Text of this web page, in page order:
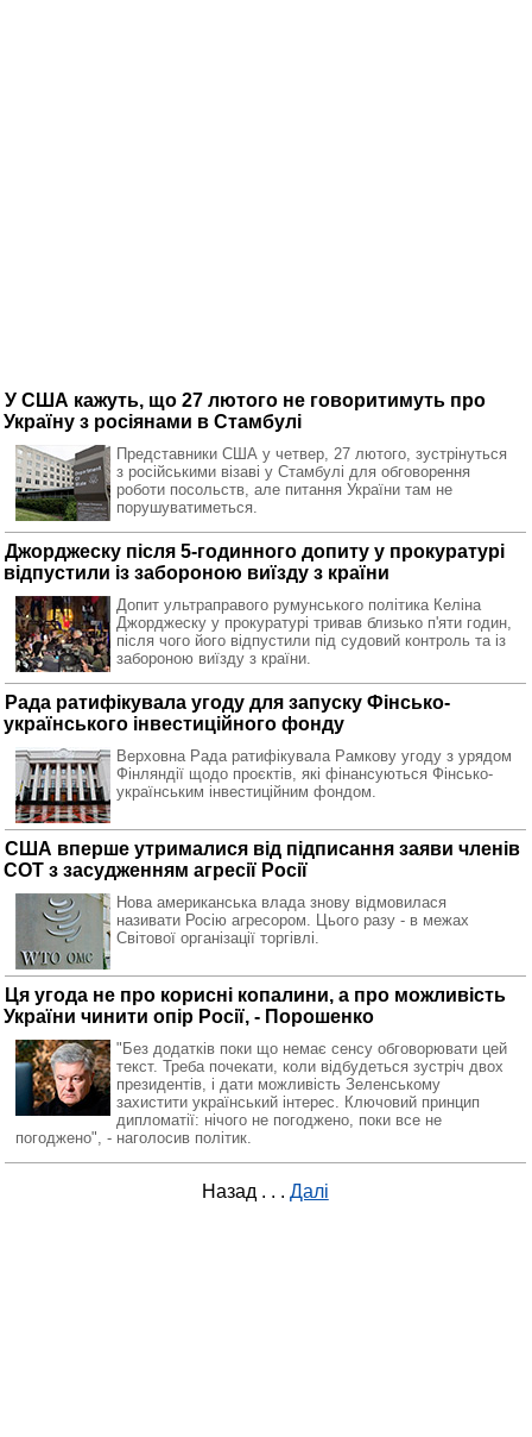
У США кажуть, що 27 лютого не говоритимуть про
Україну з росіянами в Стамбулі
Представники США у четвер, 27 лютого, зустрінуться
з російськими візаві у Стамбулі для обговорення
роботи посольств, але питання України там не
порушуватиметься.
Джорджеску після 5-годинного допиту у прокуратурі
відпустили із забороною виїзду з країни
Допит ультраправого румунського політика Келіна
Джорджеску у прокуратурі тривав близько п'яти годин,
після чого його відпустили під судовий контроль та із
забороною виїзду з країни.
Рада ратифікувала угоду для запуску Фінсько-
українського інвестиційного фонду
Верховна Рада ратифікувала Рамкову угоду з урядом
Фінляндії щодо проєктів, які фінансуються Фінсько-
українським інвестиційним фондом.
США вперше утрималися від підписання заяви членів
СОТ з засудженням агресії Росії
Нова американська влада знову відмовилася
називати Росію агресором. Цього разу - в межах
Світової організації торгівлі.
Ця угода не про корисні копалини, а про можливість
України чинити опір Росії, - Порошенко
"Без додатків поки що немає сенсу обговорювати цей
текст. Треба почекати, коли відбудеться зустріч двох
президентів, і дати можливість Зеленському
захистити український інтерес. Ключовий принцип
дипломатії: нічого не погоджено, поки все не
погоджено", - наголосив політик.
Назад . . . Далі